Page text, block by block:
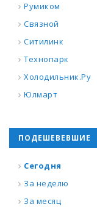
Румиком
Связной
Ситилинк
Технопарк
Холодильник.Ру
Юлмарт
ПОДЕШЕВЕВШИЕ
Сегодня
За неделю
За месяц